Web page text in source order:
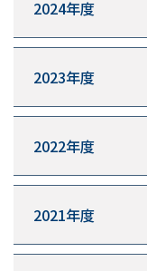
2024年度
2023年度
2022年度
2021年度